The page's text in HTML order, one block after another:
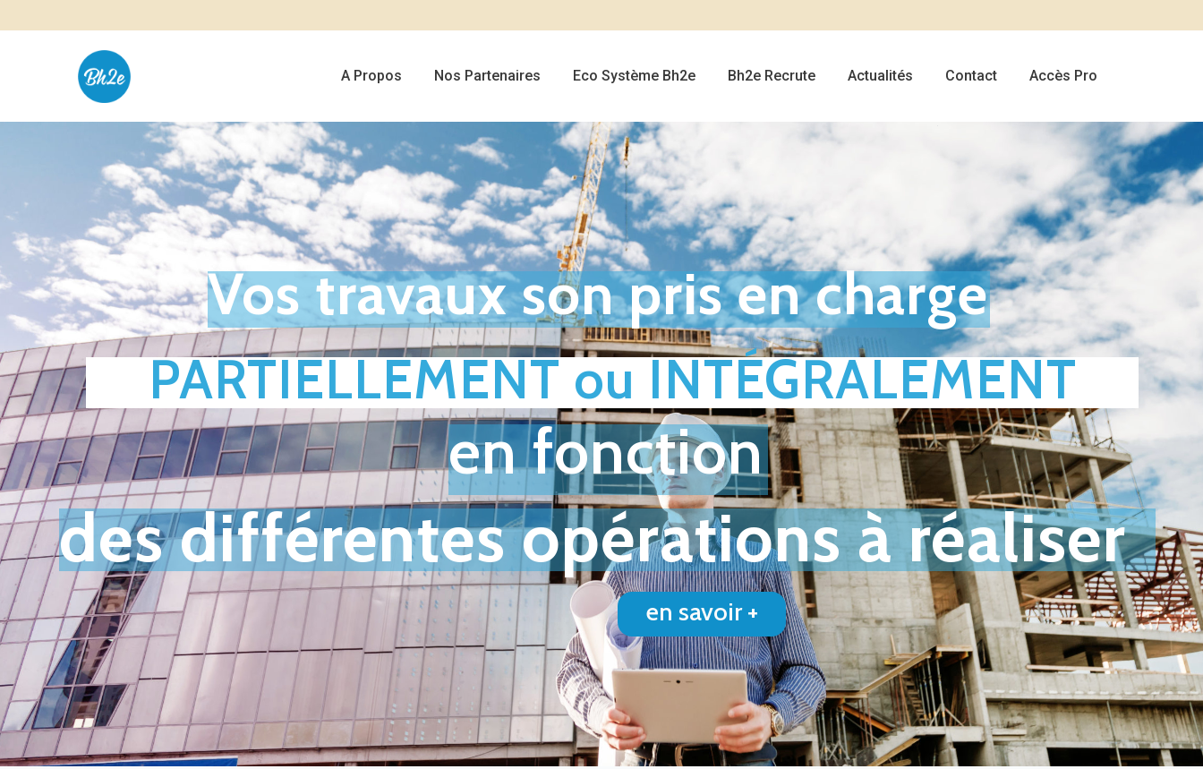
A Propos Nos Partenaires Eco Système Bh2e Bh2e Recrute Actualités Contact Accès Pro
Vos travaux son pris en charge
PARTIELLEMENT ou INTÉGRALEMENT
en fonction
en savoir +
des différentes opérations à réaliser